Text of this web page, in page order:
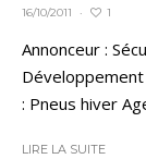
16/10/2011 · 1
Annonceur :
: Pneus hiver
LIRE LA SUITE